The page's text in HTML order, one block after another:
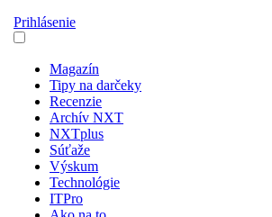
Prihlásenie
Magazín
Tipy na darčeky
Recenzie
Archív NXT
NXTplus
Súťaže
Výskum
Technológie
ITPro